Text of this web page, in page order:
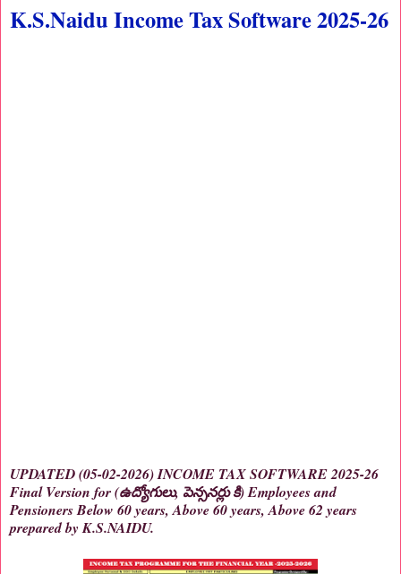
K.S.Naidu Income Tax Software 2025-26
UPDATED (05-02-2026) INCOME TAX SOFTWARE 2025-26
Final Version for (ఉద్యోగులు, పెన్సనర్లు కి) Employees and
Pensioners Below 60 years, Above 60 years, Above 62 years
prepared by K.S.NAIDU.